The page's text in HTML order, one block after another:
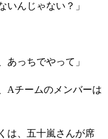
いんじゃない？」
っちでやって」
Aチームのメンバーは
は、五十嵐さんが席